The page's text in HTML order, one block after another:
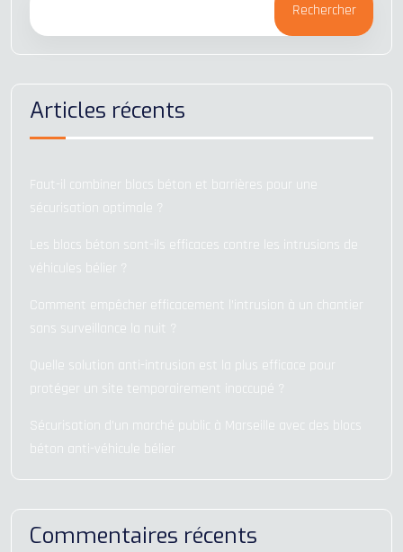
Rechercher
Articles récents
Faut-il combiner blocs béton et barrières pour une
sécurisation optimale ?
Les blocs béton sont-ils efficaces contre les intrusions de
véhicules bélier ?
Comment empêcher efficacement l’intrusion à un chantier
sans surveillance la nuit ?
Quelle solution anti-intrusion est la plus efficace pour
protéger un site temporairement inoccupé ?
Sécurisation d’un marché public à Marseille avec des blocs
béton anti-véhicule bélier
Commentaires récents